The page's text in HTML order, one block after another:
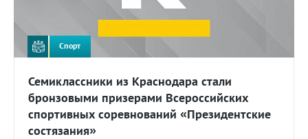
Спорт
Семиклассники из Краснодара стали
бронзовыми призерами Всероссийских
спортивных соревнований «Президентские
состязания»